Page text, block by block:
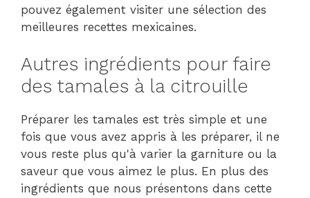
pouvez également visiter une sélection des
meilleures recettes mexicaines.
Autres ingrédients pour faire
des tamales à la citrouille
Préparer les tamales est très simple et une
fois que vous avez appris à les préparer, il ne
vous reste plus qu'à varier la garniture ou la
saveur que vous aimez le plus. En plus des
ingrédients que nous présentons dans cette